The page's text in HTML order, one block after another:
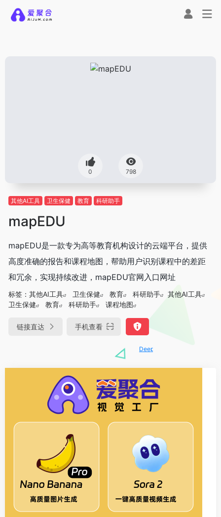
0 798
其他AI工具 卫生保健 教育 科研助手
mapEDU
mapEDU是一款专为高等教育机构设计的云端平台，提供
高度准确的报告和课程地图，帮助用户识别课程中的差距
和冗余，实现持续改进，mapEDU官网入口网址
标签： 其他AI工具 卫生保健 教育 科研助手
其他AI工具
卫生保健
教育 科研助手 课程地图
链接直达 手机查看
DeepSeek-R1、V3满血版免费用！-